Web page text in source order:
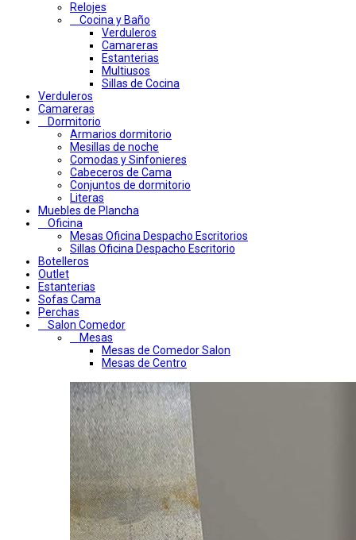
Relojes
Cocina y Baño
Verduleros
Camareras
Estanterias
Multiusos
Sillas de Cocina
Verduleros
Camareras
Dormitorio
Armarios dormitorio
Mesillas de noche
Comodas y Sinfonieres
Cabeceros de Cama
Conjuntos de dormitorio
Literas
Muebles de Plancha
Oficina
Mesas Oficina Despacho Escritorios
Sillas Oficina Despacho Escritorio
Botelleros
Outlet
Estanterias
Sofas Cama
Perchas
Salon Comedor
Mesas
Mesas de Comedor Salon
Mesas de Centro